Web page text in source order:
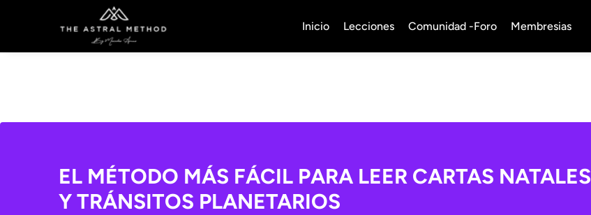
Inicio Lecciones Comunidad -Foro Membresias
EL MÉTODO MÁS FÁCIL PARA LEER CARTAS NATALES
Y TRÁNSITOS PLANETARIOS